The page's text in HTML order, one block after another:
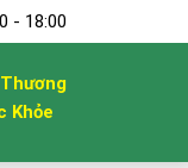
- 18:00
Khỏe